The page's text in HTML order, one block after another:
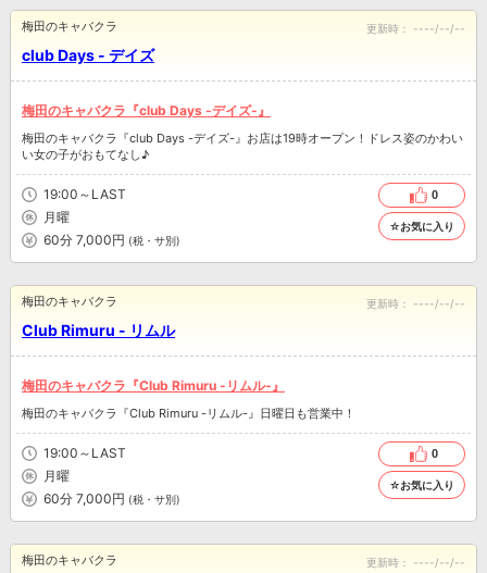
club Days - デイズ
梅田のキャバクラ 更新時： ----/--/--
梅田のキャバクラ『club Days -デイズ-』
梅田のキャバクラ『club Days -デイズ-』お店は19時オープン！ドレス姿のかわい
い女の子がおもてなし♪
19:00～LAST
月曜
60分 7,000円 (税・サ別)
0
☆お気に入り
Club Rimuru - リムル
梅田のキャバクラ 更新時： ----/--/--
梅田のキャバクラ『Club Rimuru -リムル-』
梅田のキャバクラ『Club Rimuru -リムル-』日曜日も営業中！
19:00～LAST
月曜
60分 7,000円 (税・サ別)
0
☆お気に入り
梅田のキャバクラ 更新時： ----/--/--